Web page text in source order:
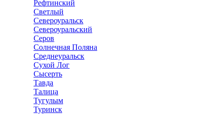
Рефтинский
Светлый
Североуральск
Североуральский
Серов
Солнечная Поляна
Среднеуральск
Сухой Лог
Сысерть
Тавда
Талица
Тугулым
Туринск